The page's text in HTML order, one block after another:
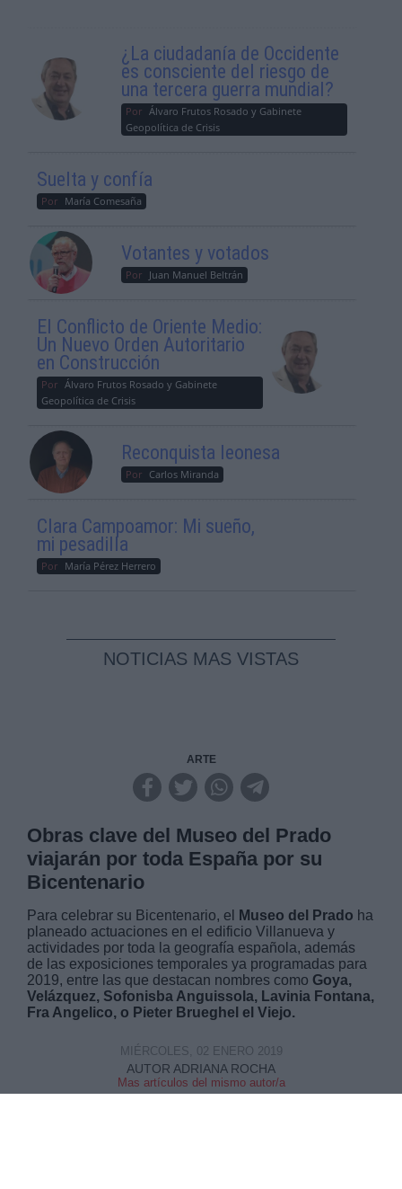
¿La ciudadanía de Occidente
es consciente del riesgo de
una tercera guerra mundial?
Por Álvaro Frutos Rosado y Gabinete
Geopolítica de Crisis
Suelta y confía
Por María Comesaña
Votantes y votados
Por Juan Manuel Beltrán
El Conflicto de Oriente Medio:
Un Nuevo Orden Autoritario
en Construcción
Por Álvaro Frutos Rosado y Gabinete
Geopolítica de Crisis
Reconquista leonesa
Por Carlos Miranda
Clara Campoamor: Mi sueño,
mi pesadilla
Por María Pérez Herrero
NOTICIAS MAS VISTAS
ARTE
Obras clave del Museo del Prado
viajarán por toda España por su
Bicentenario
Para celebrar su Bicentenario, el Museo del Prado ha
planeado actuaciones en el edificio Villanueva y
actividades por toda la geografía española, además
de las exposiciones temporales ya programadas para
2019, entre las que destacan nombres como Goya,
Velázquez, Sofonisba Anguissola, Lavinia Fontana,
Fra Angelico, o Pieter Brueghel el Viejo.
AUTOR ADRIANA ROCHA
Mas artículos del mismo autor/a
MIÉRCOLES, 02 ENERO 2019